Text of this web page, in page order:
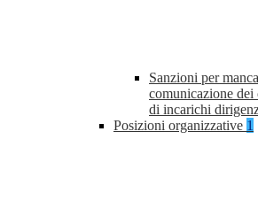
Sanzioni per
comunicazione dei
di incarichi
Posizioni organizzative 1